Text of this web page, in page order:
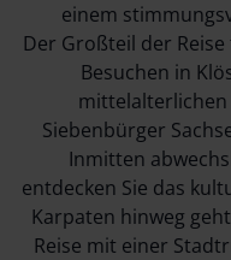
einem
Der Großteil der
Besuchen in
mittelalterlichen
Siebenbürger
Inmitten
entdecken Sie das
Karpaten hinweg
Reise mit einer